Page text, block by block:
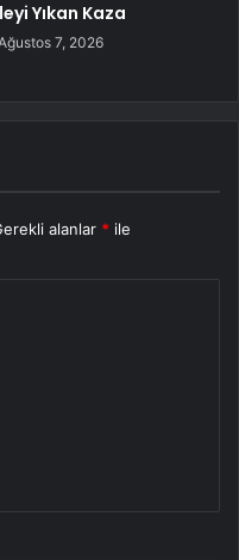
Yıkan Kaza
7, 2026
alanlar * ile